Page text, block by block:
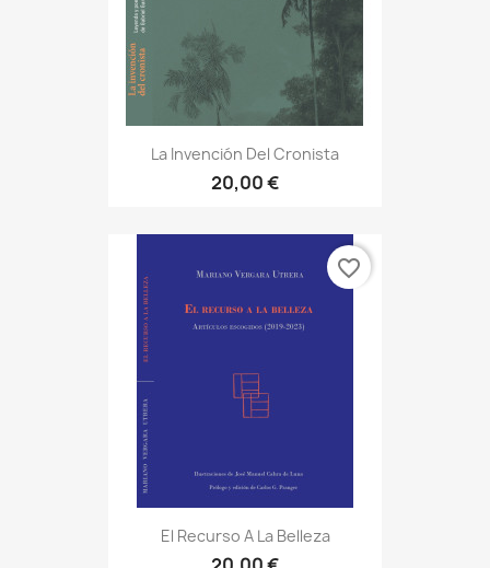
La Invención Del Cronista
20,00 €
El Recurso A La Belleza
favorite_border